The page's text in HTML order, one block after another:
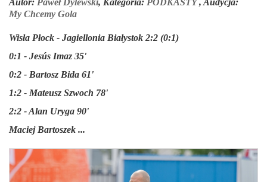
Autor: Paweł Dylewski, Kategoria: PODKASTY, Audycja:
My Chcemy Gola
Wisła Płock - Jagiellonia Białystok 2:2 (0:1)
0:1 - Jesús Imaz 35'
0:2 - Bartosz Bida 61'
1:2 - Mateusz Szwoch 78'
2:2 - Alan Uryga 90'
Maciej Bartoszek ...